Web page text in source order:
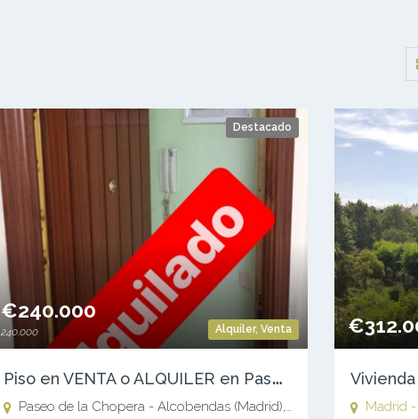
Alquiler, Venta
Destacado
€240.000
240.000
P
iso en VENTA o ALQUILER en Paseo de la Chopera — ALCOBENDAS (Madrid)
Paseo de la Chopera - Alcobendas (Madrid), Alcobendas (Madrid)
Madrid